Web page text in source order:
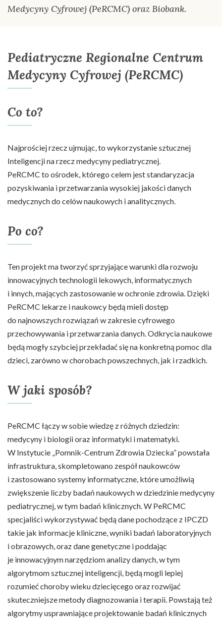
Medycyny Cyfrowej (PeRCMC) oraz Biobank.
Pediatryczne Regionalne Centrum
Medycyny Cyfrowej (PeRCMC)
Co to?
Najprościej rzecz ujmując, to wykorzystanie sztucznej
Inteligencji na rzecz medycyny pediatrycznej.
PeRCMC to ośrodek, którego celem jest standaryzacja
pozyskiwania i przetwarzania wysokiej jakości danych
medycznych do celów naukowych i analitycznych.
Po co?
Ten projekt ma tworzyć sprzyjające warunki dla rozwoju
innowacyjnych technologii lekowych, informatycznych
i innych, mających zastosowanie w ochronie zdrowia. Dzięki
PeRCMC lekarze i naukowcy będą mieli dostęp
do najnowszych rozwiązań w zakresie cyfrowego
przechowywania i przetwarzania danych. Odkrycia naukowe
będą mogły szybciej przekładać się na konkretną pomoc dla
dzieci, zarówno w chorobach powszechnych, jak i rzadkich.
W jaki sposób?
PeRCMC łączy w sobie wiedzę z różnych dziedzin:
medycyny i biologii oraz informatyki i matematyki.
W Instytucie „Pomnik-Centrum Zdrowia Dziecka” powstała
infrastruktura, skompletowano zespół naukowców
i zastosowano systemy informatyczne, które umożliwią
zwiększenie liczby badań naukowych w dziedzinie medycyny
pediatrycznej, w tym badań klinicznych. W PeRCMC
specjaliści wykorzystywać będą dane pochodzące z IPCZD
takie jak informacje kliniczne, wyniki badań laboratoryjnych
i obrazowych, oraz dane genetyczne i poddając
je innowacyjnym narzędziom analizy danych, w tym
algorytmom sztucznej inteligencji, będą mogli lepiej
rozumieć choroby wieku dziecięcego oraz rozwijać
skuteczniejsze metody diagnozowania i terapii. Powstają też
algorytmy usprawniające projektowanie badań klinicznych